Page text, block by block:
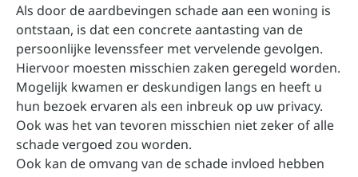
Als door de aardbevingen schade aan een woning is
ontstaan, is dat een concrete aantasting van de
persoonlijke levenssfeer met vervelende gevolgen.
Hiervoor moesten misschien zaken geregeld worden.
Mogelijk kwamen er deskundigen langs en heeft u
hun bezoek ervaren als een inbreuk op uw privacy.
Ook was het van tevoren misschien niet zeker of alle
schade vergoed zou worden.
Ook kan de omvang van de schade invloed hebben